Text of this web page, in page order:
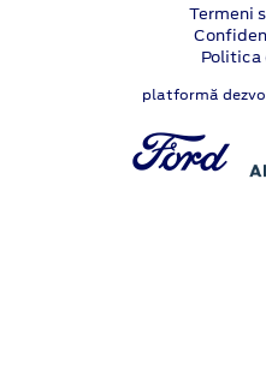
Termeni
Politica
platformă